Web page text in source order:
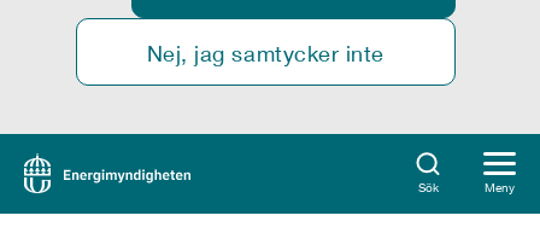
Nej, jag samtycker inte
Sök Meny